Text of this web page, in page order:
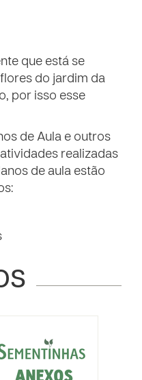
que está se
do jardim da
por isso esse
de Aula e outros
realizadas
de aula estão